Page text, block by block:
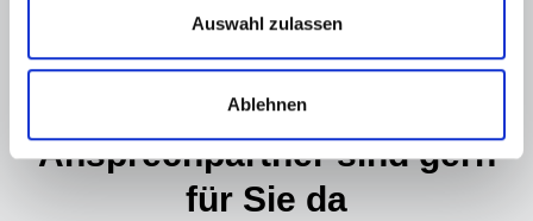
Auswahl zulassen
Ablehnen
Immobilienbüro für
Gerolstein Büscheich - Ihre
Ansprechpartner sind gern
für Sie da